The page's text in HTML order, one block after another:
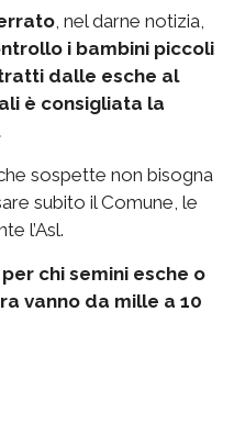
, nel darne notizia,
i bambini piccoli
dalle esche al
è consigliata la
sospette non bisogna
subito il Comune, le
l’Asl.
chi semini esche o
vanno da mille a 10